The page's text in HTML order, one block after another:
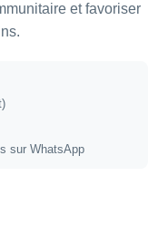
et favoriser
sur WhatsApp